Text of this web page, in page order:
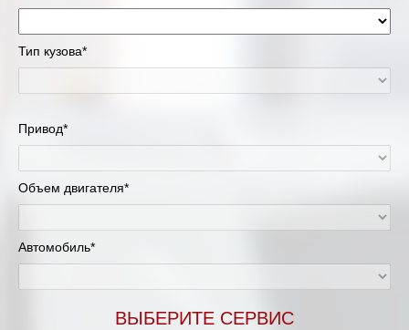
Тип кузова*
Привод*
Объем двигателя*
Автомобиль*
ВЫБЕРИТЕ СЕРВИС